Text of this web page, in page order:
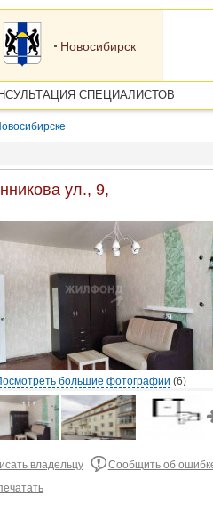
Новосибирск
СПЕЦИАЛИСТОВ
ул., 9,
большие фотографии (6)
владельцу
Сообщить об